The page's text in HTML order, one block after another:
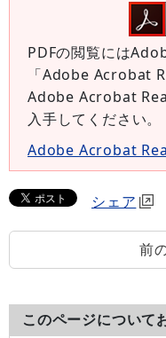
PDFの閲覧には
「Adobe Acrobat
Adobe Acrobat
入手してください。
Adobe Acrobat
シェア
前
このページについて